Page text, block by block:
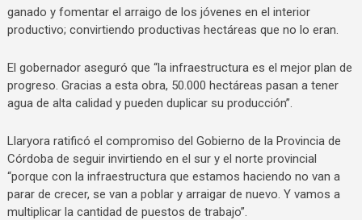
ganado y fomentar el arraigo de los jóvenes en el interior
productivo; convirtiendo productivas hectáreas que no lo eran.
El gobernador aseguró que “la infraestructura es el mejor plan de
progreso. Gracias a esta obra, 50.000 hectáreas pasan a tener
agua de alta calidad y pueden duplicar su producción”.
Llaryora ratificó el compromiso del Gobierno de la Provincia de
Córdoba de seguir invirtiendo en el sur y el norte provincial
“porque con la infraestructura que estamos haciendo no van a
parar de crecer, se van a poblar y arraigar de nuevo. Y vamos a
multiplicar la cantidad de puestos de trabajo”.